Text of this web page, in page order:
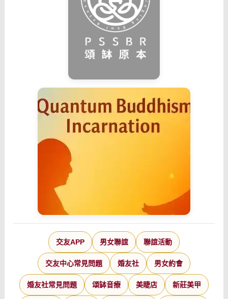
交友APP 男女聯誼 聯誼活動
交友中心常見問題 婚友社 男女約會
婚友社常見問題 頌缽音療 美睫店 新莊美甲